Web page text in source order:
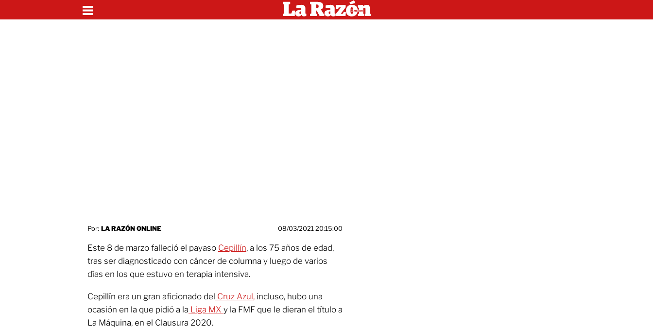
Por: LA RAZÓN ONLINE 08/03/2021 20:15:00
Este 8 de marzo falleció el payaso Cepillín, a los 75 años de edad,
tras ser diagnosticado con cáncer de columna y luego de varios
días en los que estuvo en terapia intensiva.
Cepillín era un gran aficionado del Cruz Azul, incluso, hubo una
ocasión en la que pidió a la Liga MX y la FMF que le dieran el título a
La Máquina, en el Clausura 2020.